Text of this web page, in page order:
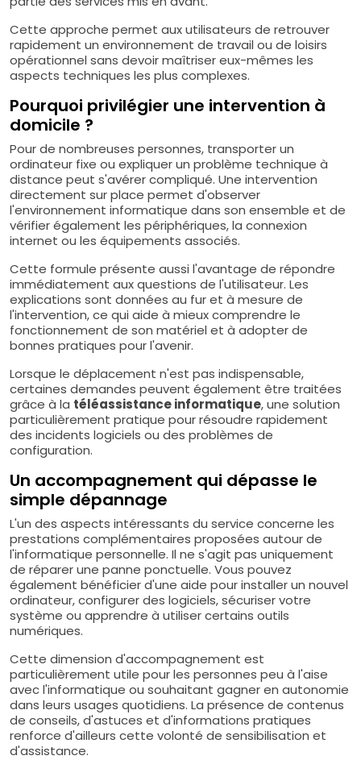
Cette approche permet aux utilisateurs de retrouver
rapidement un environnement de travail ou de loisirs
opérationnel sans devoir maîtriser eux-mêmes les
aspects techniques les plus complexes.
Pourquoi privilégier une intervention à
domicile ?
Pour de nombreuses personnes, transporter un
ordinateur fixe ou expliquer un problème technique à
distance peut s'avérer compliqué. Une intervention
directement sur place permet d'observer
l'environnement informatique dans son ensemble et de
vérifier également les périphériques, la connexion
internet ou les équipements associés.
Cette formule présente aussi l'avantage de répondre
immédiatement aux questions de l'utilisateur. Les
explications sont données au fur et à mesure de
l'intervention, ce qui aide à mieux comprendre le
fonctionnement de son matériel et à adopter de
bonnes pratiques pour l'avenir.
Lorsque le déplacement n'est pas indispensable,
certaines demandes peuvent également être traitées
grâce à la téléassistance informatique, une solution
particulièrement pratique pour résoudre rapidement
des incidents logiciels ou des problèmes de
configuration.
Un accompagnement qui dépasse le
simple dépannage
L'un des aspects intéressants du service concerne les
prestations complémentaires proposées autour de
l'informatique personnelle. Il ne s'agit pas uniquement
de réparer une panne ponctuelle. Vous pouvez
également bénéficier d'une aide pour installer un nouvel
ordinateur, configurer des logiciels, sécuriser votre
système ou apprendre à utiliser certains outils
numériques.
Cette dimension d'accompagnement est
particulièrement utile pour les personnes peu à l'aise
avec l'informatique ou souhaitant gagner en autonomie
dans leurs usages quotidiens. La présence de contenus
de conseils, d'astuces et d'informations pratiques
renforce d'ailleurs cette volonté de sensibilisation et
d'assistance.